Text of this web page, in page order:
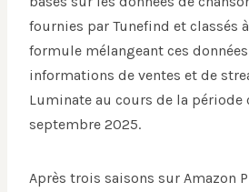
fournies par Tunefind et classés
formule mélangeant ces données
informations de ventes et de
Luminate au cours de la période
septembre 2025.
Après trois saisons sur Amazon